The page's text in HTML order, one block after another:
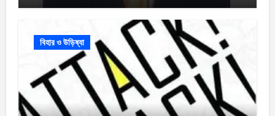
বিহার ও উড়িষ্যা